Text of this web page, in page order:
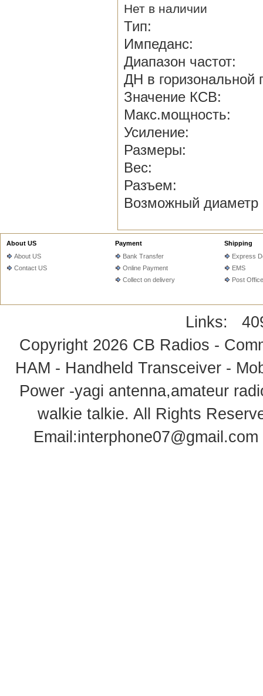
Нет в наличии
Тип:
Диапазон
ДН в
Размеры:
Возможный
About US
About US
Contact US
Payment
Bank Transfer
Online Payment
Collect on delivery
Shipping
Express
EMS
Post Office
Links:
Copyright 2026 CB Radios -
HAM - Handheld Transceiver -
Power -yagi antenna,amateur
walkie talkie. All Rights
Email:interphone07@gmail.com